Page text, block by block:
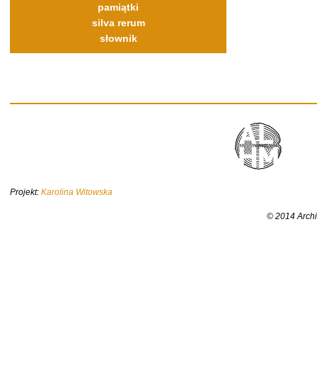
pamiątki
silva rerum
słownik
Projekt: Karolina Witowska
© 2014